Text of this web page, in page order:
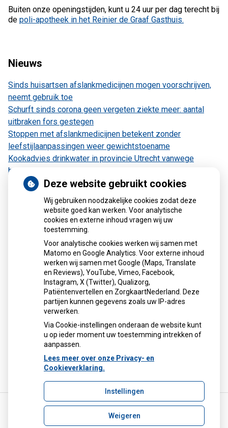
Buiten onze openingstijden, kunt u 24 uur per dag terecht bij
de poli-apotheek in het Reinier de Graaf Gasthuis.
Nieuws
Sinds huisartsen afslankmedicijnen mogen voorschrijven,
neemt gebruik toe
Schurft sinds corona geen vergeten ziekte meer: aantal
uitbraken fors gestegen
Stoppen met afslankmedicijnen betekent zonder
leefstijlaanpassingen weer gewichtstoename
Kookadvies drinkwater in provincie Utrecht vanwege
besmetting
Terugroepactie babyvoeding Nestlé: bacterie kan baby’s
ziek maken
Contact
Gouden Rijderplein 16
2645 EX Delfgauw
015-2574639
info@apotheekdelfgauw.nl
Beveiligde mail: apotheekdelfgauw@zorgmail.nl
Privacyverklaring
Uw Zorg Online |Beheer
Deze website gebruikt cookies
Wij gebruiken noodzakelijke cookies zodat deze
website goed kan werken. Voor analytische
cookies en externe inhoud vragen wij uw
toestemming.
Voor analytische cookies werken wij samen met
Matomo en Google Analytics. Voor externe inhoud
werken wij samen met Google (Maps, Translate
en Reviews), YouTube, Vimeo, Facebook,
Instagram, X (Twitter), Qualizorg,
Patiëntenvertellen en ZorgkaartNederland. Deze
partijen kunnen gegevens zoals uw IP-adres
verwerken.
Via Cookie-instellingen onderaan de website kunt
u op ieder moment uw toestemming intrekken of
aanpassen.
Lees meer over onze Privacy- en
Cookieverklaring.
Instellingen
Weigeren